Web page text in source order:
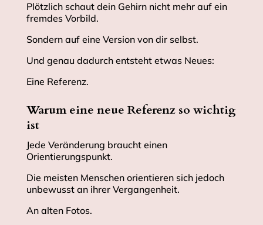
Plötzlich schaut dein Gehirn nicht mehr auf ein
fremdes Vorbild.
Sondern auf eine Version von dir selbst.
Und genau dadurch entsteht etwas Neues:
Eine Referenz.
Warum eine neue Referenz so wichtig
ist
Jede Veränderung braucht einen
Orientierungspunkt.
Die meisten Menschen orientieren sich jedoch
unbewusst an ihrer Vergangenheit.
An alten Fotos.